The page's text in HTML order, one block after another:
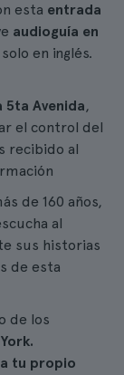
esta entrada
audioguía en
en inglés.
5ta Avenida,
el control del
recibido al
de 160 años,
al
sus historias
de esta
de los
a tu propio